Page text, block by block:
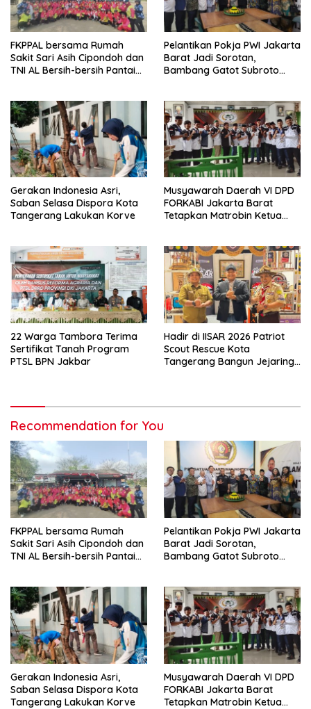
FKPPAL bersama Rumah
Sakit Sari Asih Cipondoh dan
TNI AL Bersih-bersih Pantai
Pelantikan Pokja PWI Jakarta
Barat Jadi Sorotan,
Bambang Gatot Subroto
Berintegritas
Gerakan Indonesia Asri,
Saban Selasa Dispora Kota
Tangerang Lakukan Korve
Musyawarah Daerah VI DPD
FORKABI Jakarta Barat
Tetapkan Matrobin Ketua
22 Warga Tambora Terima
Sertifikat Tanah Program
PTSL BPN Jakbar
Hadir di IISAR 2026 Patriot
Scout Rescue Kota
Tangerang Bangun Jejaring
Recommendation for You
FKPPAL bersama Rumah
Sakit Sari Asih Cipondoh dan
TNI AL Bersih-bersih Pantai
Pelantikan Pokja PWI Jakarta
Barat Jadi Sorotan,
Bambang Gatot Subroto
Berintegritas
Gerakan Indonesia Asri,
Saban Selasa Dispora Kota
Tangerang Lakukan Korve
Musyawarah Daerah VI DPD
FORKABI Jakarta Barat
Tetapkan Matrobin Ketua